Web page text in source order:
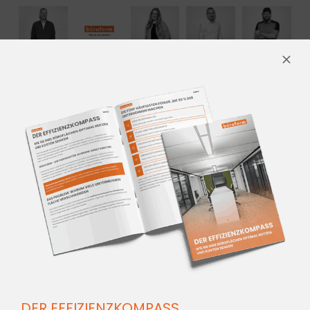
FAQ – RAUM IM RAUM
SYSTEM ESSLINGEN AM
NECKAR
WAS IST EIN RAUM IN RAUM
SYSTEM ESSLINGEN AM NECKAR